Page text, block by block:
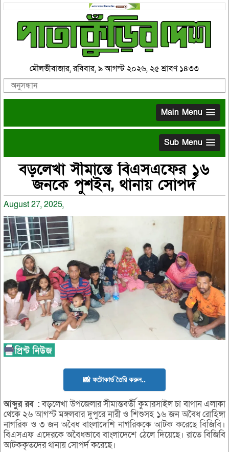
মৌলভীবাজার, রবিবার, ৯ আগস্ট ২০২৬, ২৫ শ্রাবণ ১৪৩৩
Main Menu
Sub Menu
বড়লেখা সীমান্তে বিএসএফের ১৬
জনকে পুশইন, থানায় সোপর্দ
August 27, 2025,
📸 ফটোকার্ড তৈরি করুন..
আব্দুররব :বড়লেখা উপজেলার সীমান্তবর্তী কুমারসাইল চা বাগান এলাকা
থেকে ২৬ আগস্ট মঙ্গলবার দুপুরে নারী ও শিশুসহ ১৬ জন অবৈধ রোহিঙ্গা
নাগরিক ও ৩ জন অবৈধ বাংলাদেশি নাগরিককে আটক করেছে বিজিবি।
বিএসএফ এদেরকে অবৈধভাবে বাংলাদেশে ঠেলে দিয়েছে। রাতে বিজিবি
আটককৃতদের থানায় সোপর্দ করেছে।